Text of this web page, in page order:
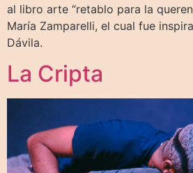
al libro arte “retablo para la
María Zamparelli, el cual fue
Dávila.
La Cripta